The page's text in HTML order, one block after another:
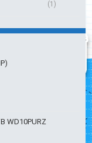
(1)
WD10PURZ